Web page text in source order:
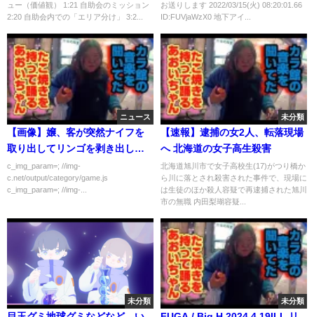
ジョンやルールをわかりやすく
お伝えします【早稲田メンタル
クリニック 精神科医 益田裕介】
ュー（価値観） 1:21 自助会のミッション
2:20 自助会内での「エリア分け」 3:2...
お送りします 2022/03/15(火) 08:20:01.66
ID:FUVjaWzX0 地下アイ...
ニュース
【画像】嬢、客が突然ナイフを
取り出してリンゴを剥き出して
恐怖…
c_img_param=; //img-
c.net/output/category/game.js
c_img_param=; //img-...
未分類
【速報】逮捕の女2人、転落現場
へ 北海道の女子高生殺害
北海道旭川市で女子高校生(17)がつり橋か
ら川に落とされ殺害された事件で、現場に
は生徒のほか殺人容疑で再逮捕された旭川
市の無職 内田梨瑚容疑...
未分類 未分類